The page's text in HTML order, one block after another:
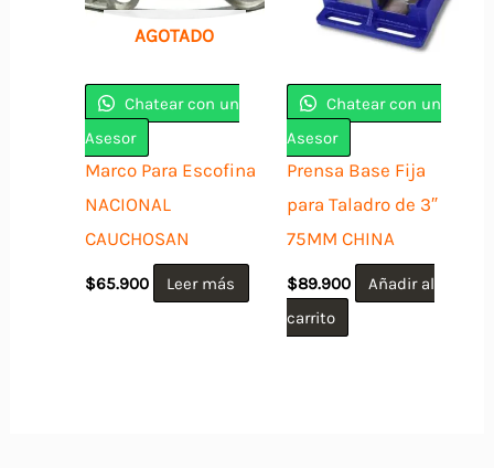
AGOTADO
Chatear con un
Asesor
Marco Para Escofina
NACIONAL
CAUCHOSAN
$65.900 Leer más
Chatear con un
Asesor
Prensa Base Fija
para Taladro de 3″
75MM CHINA
$89.900
Añadir al
carrito